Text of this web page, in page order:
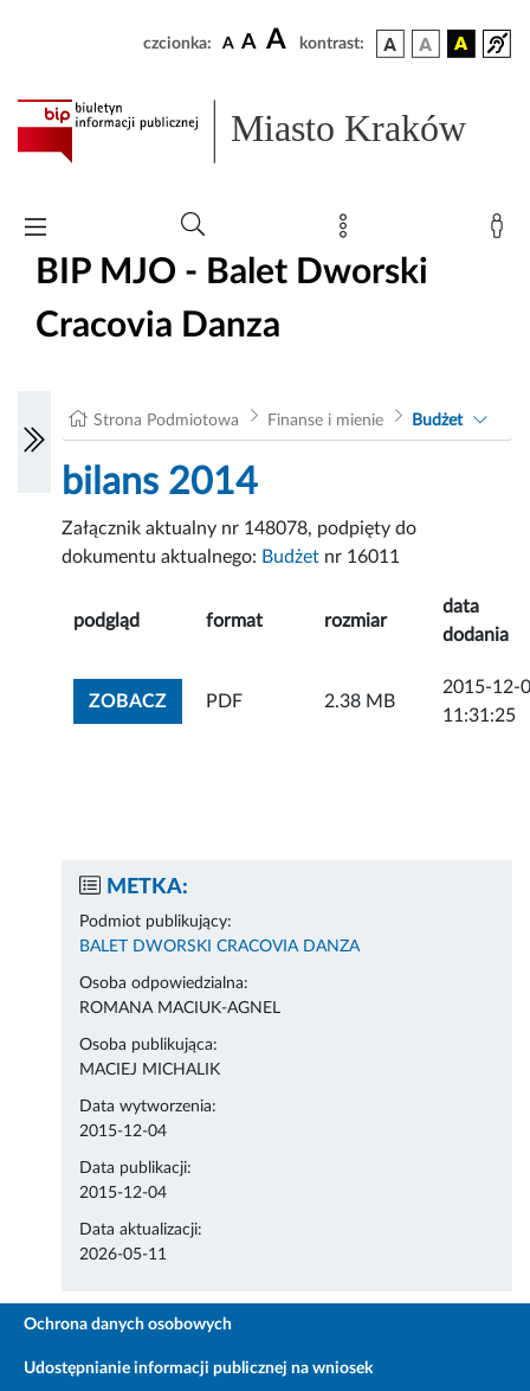
czcionka: A A A kontrast:
Miasto Kraków
BIP MJO - Balet Dworski
Cracovia Danza
Strona Podmiotowa Finanse i mienie Budżet
bilans 2014
Załącznik aktualny nr 148078, podpięty do
dokumentu aktualnego: Budżet nr 16011
podgląd format rozmiar
data
dodania
ZOBACZZOBACZ ZAŁĄCZNIK
PDF 2.38 MB
2015-12-
11:31:25
METKA:
Podmiot publikujący:
BALET DWORSKI CRACOVIA DANZA
Osoba odpowiedzialna:
ROMANA MACIUK-AGNEL
Osoba publikująca:
MACIEJ MICHALIK
Data wytworzenia:
2015-12-04
Data publikacji:
2015-12-04
Data aktualizacji:
2026-05-11
Ochrona danych osobowych
Udostępnianie informacji publicznej na wniosek